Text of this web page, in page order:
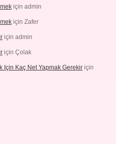
için admin
için Zafer
için admin
için Çolak
Için Kaç Net Yapmak Gerekir için